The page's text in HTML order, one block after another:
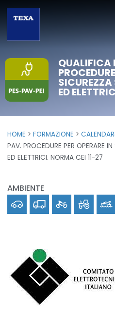
QUALIFICA
ED
HOME FORMAZIONE
PAV. PROCEDURE PER OPERARE
ED ELETTRICI. NORMA CEI 11-27
AMBIENTE
Car
Truck Bike Off-